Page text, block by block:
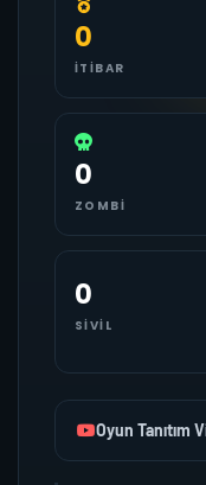
0
İTIBAR
0
ZOMBI
0
SIVIL
Oyun Tanıtım